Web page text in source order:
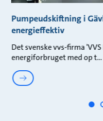
Pumpeudskiftning i
energieffektiv
Det svenske vvs-firma
energiforbruget med op t